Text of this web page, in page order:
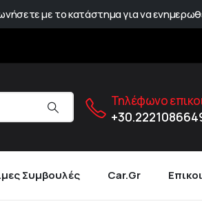
με το κατάστημα για να
Τηλέφωνο
Συμβουλές Car.gr